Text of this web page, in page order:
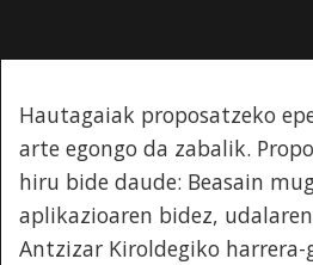
Hautagaiak proposatzeko
arte egongo da zabalik.
hiru bide daude: Beasain
aplikazioaren bidez,
Antzizar Kiroldegiko harrera-